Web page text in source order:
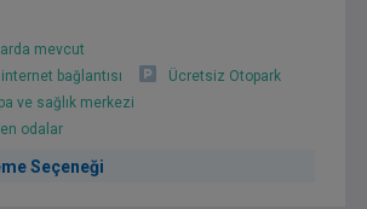
mevcut
bağlantısı
Ücretsiz Otopark
ve sağlık merkezi
odalar
Seçeneği